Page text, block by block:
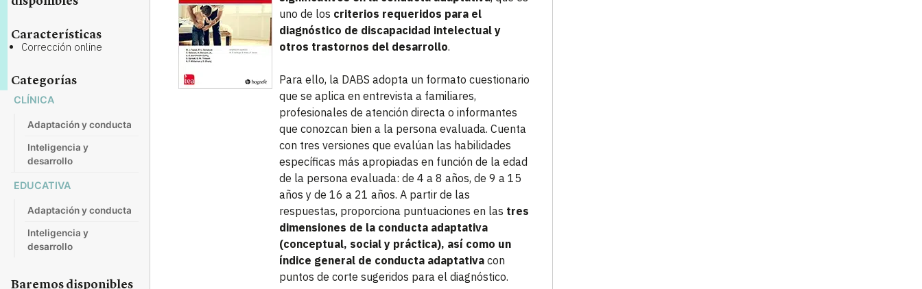
Características
Corrección online
Categorías
CLÍNICA
Adaptación y conducta
Inteligencia y
desarrollo
EDUCATIVA
Adaptación y conducta
Inteligencia y
desarrollo
Baremos disponibles
uno de los criterios requeridos para el
diagnóstico de discapacidad intelectual y
otros trastornos del desarrollo.
Para ello, la DABS adopta un formato cuestionario
que se aplica en entrevista a familiares,
profesionales de atención directa o informantes
que conozcan bien a la persona evaluada. Cuenta
con tres versiones que evalúan las habilidades
específicas más apropiadas en función de la edad
de la persona evaluada: de 4 a 8 años, de 9 a 15
años y de 16 a 21 años. A partir de las
respuestas, proporciona puntuaciones en las tres
dimensiones de la conducta adaptativa
(conceptual, social y práctica), así como un
índice general de conducta adaptativa con
puntos de corte sugeridos para el diagnóstico.